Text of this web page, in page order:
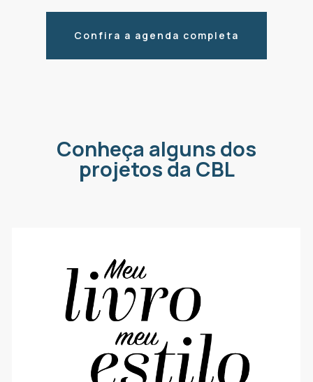
Confira a agenda completa
Conheça alguns dos
projetos da CBL